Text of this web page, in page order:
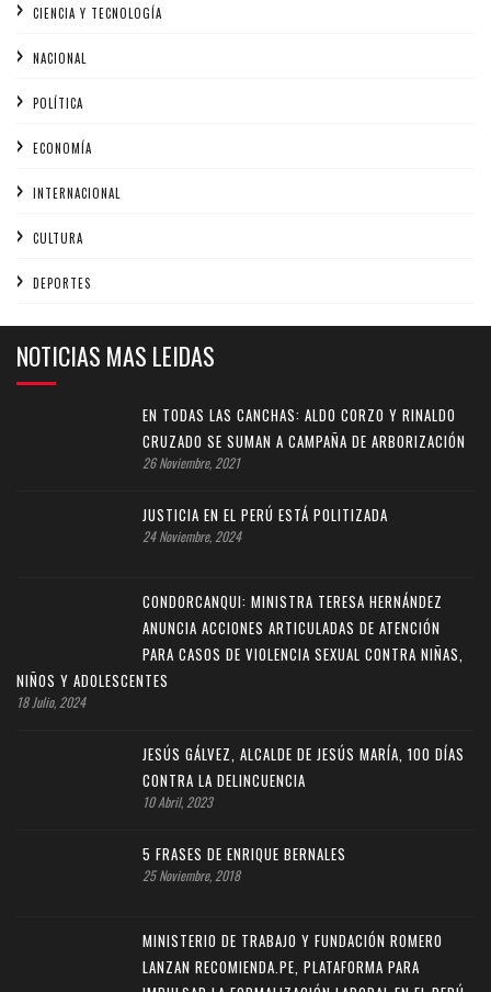
CIENCIA Y TECNOLOGÍA
NACIONAL
POLÍTICA
ECONOMÍA
INTERNACIONAL
CULTURA
DEPORTES
NOTICIAS MAS LEIDAS
EN TODAS LAS CANCHAS: ALDO CORZO Y RINALDO
CRUZADO SE SUMAN A CAMPAÑA DE ARBORIZACIÓN
26 Noviembre, 2021
JUSTICIA EN EL PERÚ ESTÁ POLITIZADA
24 Noviembre, 2024
CONDORCANQUI: MINISTRA TERESA HERNÁNDEZ
ANUNCIA ACCIONES ARTICULADAS DE ATENCIÓN
PARA CASOS DE VIOLENCIA SEXUAL CONTRA NIÑAS,
NIÑOS Y ADOLESCENTES
18 Julio, 2024
JESÚS GÁLVEZ, ALCALDE DE JESÚS MARÍA, 100 DÍAS
CONTRA LA DELINCUENCIA
10 Abril, 2023
5 FRASES DE ENRIQUE BERNALES
25 Noviembre, 2018
MINISTERIO DE TRABAJO Y FUNDACIÓN ROMERO
LANZAN RECOMIENDA.PE, PLATAFORMA PARA